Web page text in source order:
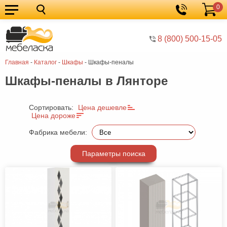
8 (800) 500-15-05
Корзина
0
Главная - Каталог - Шкафы - Шкафы-пеналы
Кухонные
гарнитуры
Мебель
для
кухни
Мебель
для
спальни
Кровати
Шкафы
Детская
Шкафы-пеналы в Лянторе
Сортировать:
Цена дешевле
Цена дороже
Фабрика мебели:
Параметры поиска